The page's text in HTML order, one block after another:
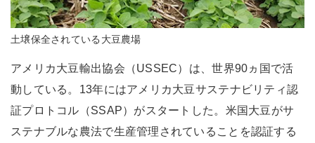
土壌保全されている大豆農場
アメリカ大豆輸出協会（USSEC）は、世界90ヵ国で活
動している。13年にはアメリカ大豆サステナビリティ認
証プロトコル（SSAP）がスタートした。米国大豆がサ
ステナブルな農法で生産管理されていることを認証する